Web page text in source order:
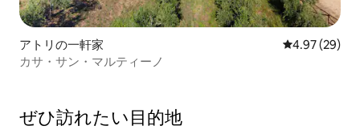
アトリの一軒家 レビュー29
4.97 (29)
カサ・サン・マルティーノ
ぜひ訪⁠れ⁠た⁠い目⁠的⁠地